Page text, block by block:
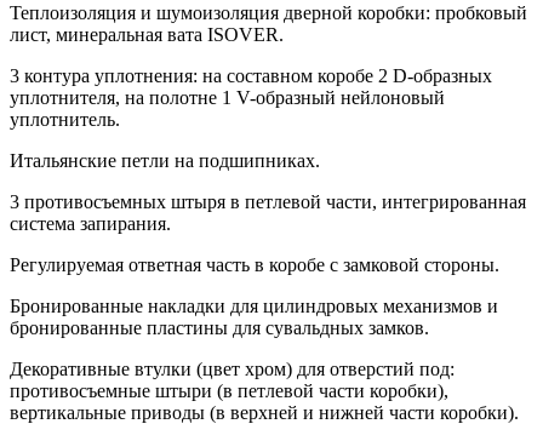
Теплоизоляция и шумоизоляция дверной коробки: пробковый
лист, минеральная вата ISOVER.
3 контура уплотнения: на составном коробе 2 D-образных
уплотнителя, на полотне 1 V-образный нейлоновый
уплотнитель.
Итальянские петли на подшипниках.
3 противосъемных штыря в петлевой части, интегрированная
система запирания.
Регулируемая ответная часть в коробе с замковой стороны.
Бронированные накладки для цилиндровых механизмов и
бронированные пластины для сувальдных замков.
Декоративные втулки (цвет хром) для отверстий под:
противосъемные штыри (в петлевой части коробки),
вертикальные приводы (в верхней и нижней части коробки).